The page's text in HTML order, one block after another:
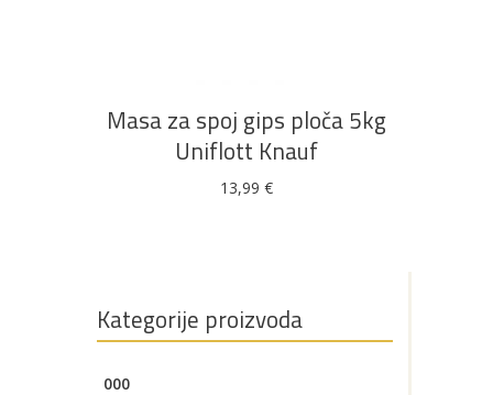
Masa za spoj gips ploča 5kg
Uniflott Knauf
13,99 €
Kategorije proizvoda
000